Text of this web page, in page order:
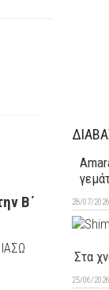
Β΄
28/07/2026
Στα
25/06/2026